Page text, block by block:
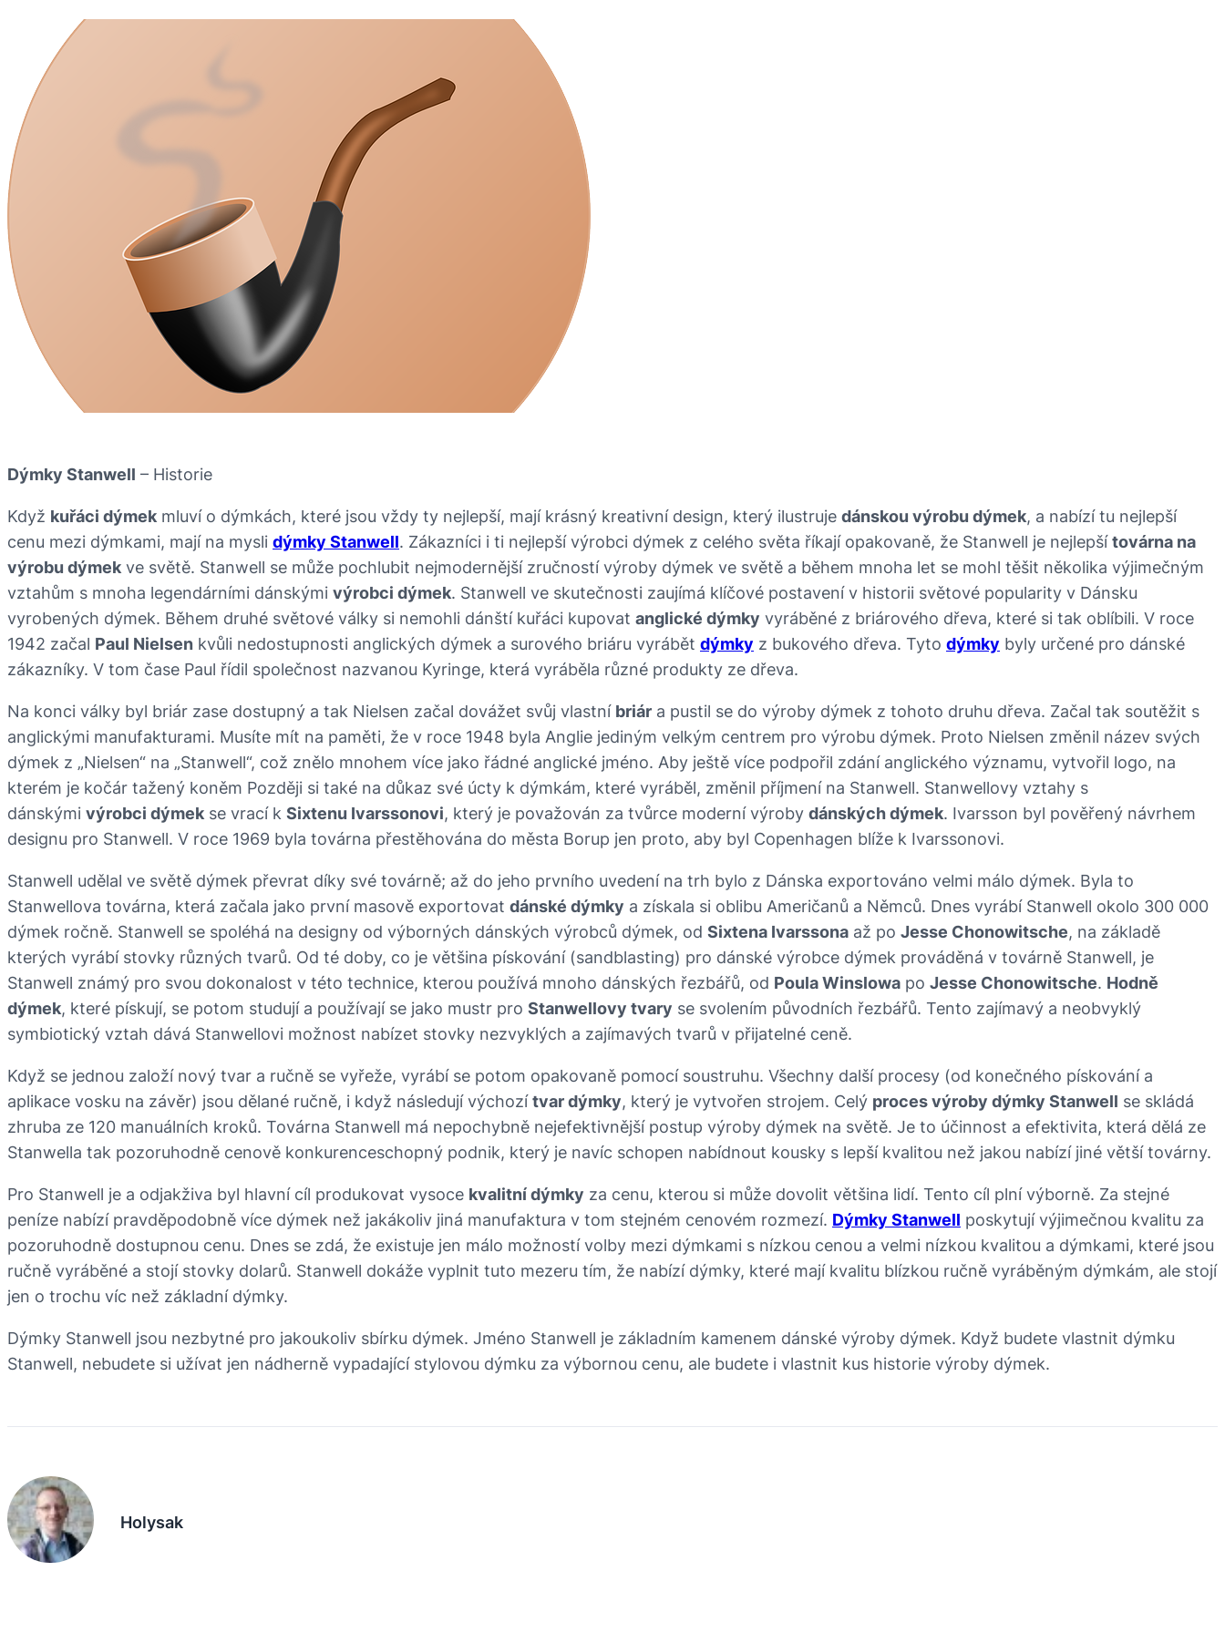
Dýmky Stanwell – Historie
Když kuřáci dýmek mluví o dýmkách, které jsou vždy ty nejlepší, mají krásný kreativní design, který ilustruje dánskou výrobu dýmek, a nabízí tu nejlepší
cenu mezi dýmkami, mají na mysli dýmky Stanwell. Zákazníci i ti nejlepší výrobci dýmek z celého světa říkají opakovaně, že Stanwell je nejlepšítovárna na
výrobu dýmek ve světě. Stanwell se může pochlubit nejmodernější zručností výroby dýmek ve světě a během mnoha let se mohl těšit několika výjimečným
vztahům s mnoha legendárními dánskými výrobci dýmek. Stanwell ve skutečnosti zaujímá klíčové postavení v historii světové popularity v Dánsku
vyrobených dýmek. Během druhé světové války si nemohli dánští kuřáci kupovat anglické dýmky vyráběné z briárového dřeva, které si tak oblíbili. V roce
1942 začal Paul Nielsen kvůli nedostupnosti anglických dýmek a surového briáru vyrábět dýmky z bukového dřeva. Tyto dýmky byly určené pro dánské
zákazníky. V tom čase Paul řídil společnost nazvanou Kyringe, která vyráběla různé produkty ze dřeva.
Na konci války byl briár zase dostupný a tak Nielsen začal dovážet svůj vlastní briár a pustil se do výroby dýmek z tohoto druhu dřeva. Začal tak soutěžit s
anglickými manufakturami. Musíte mít na paměti, že v roce 1948 byla Anglie jediným velkým centrem pro výrobu dýmek. Proto Nielsen změnil název svých
dýmek z „Nielsen“ na „Stanwell“, což znělo mnohem více jako řádné anglické jméno. Aby ještě více podpořil zdání anglického významu, vytvořil logo, na
kterém je kočár tažený koněm Později si také na důkaz své úcty k dýmkám, které vyráběl, změnil příjmení na Stanwell. Stanwellovy vztahy s
dánskými výrobci dýmek se vrací k Sixtenu Ivarssonovi, který je považován za tvůrce moderní výroby dánských dýmek. Ivarsson byl pověřený návrhem
designu pro Stanwell. V roce 1969 byla továrna přestěhována do města Borup jen proto, aby byl Copenhagen blíže k Ivarssonovi.
Stanwell udělal ve světě dýmek převrat díky své továrně; až do jeho prvního uvedení na trh bylo z Dánska exportováno velmi málo dýmek. Byla to
Stanwellova továrna, která začala jako první masově exportovat dánské dýmky a získala si oblibu Američanů a Němců. Dnes vyrábí Stanwell okolo 300 000
dýmek ročně. Stanwell se spoléhá na designy od výborných dánských výrobců dýmek, od Sixtena Ivarssona až po Jesse Chonowitsche, na základě
kterých vyrábí stovky různých tvarů. Od té doby, co je většina pískování (sandblasting) pro dánské výrobce dýmek prováděná v továrně Stanwell, je
Stanwell známý pro svou dokonalost v této technice, kterou používá mnoho dánských řezbářů, od Poula Winslowa po Jesse Chonowitsche. Hodně
dýmek, které pískují, se potom studují a používají se jako mustr pro Stanwellovy tvary se svolením původních řezbářů. Tento zajímavý a neobvyklý
symbiotický vztah dává Stanwellovi možnost nabízet stovky nezvyklých a zajímavých tvarů v přijatelné ceně.
Když se jednou založí nový tvar a ručně se vyřeže, vyrábí se potom opakovaně pomocí soustruhu. Všechny další procesy (od konečného pískování a
aplikace vosku na závěr) jsou dělané ručně, i když následují výchozítvar dýmky, který je vytvořen strojem. Celý proces výroby dýmky Stanwell se skládá
zhruba ze 120 manuálních kroků. Továrna Stanwell má nepochybně nejefektivnější postup výroby dýmek na světě. Je to účinnost a efektivita, která dělá ze
Stanwella tak pozoruhodně cenově konkurenceschopný podnik, který je navíc schopen nabídnout kousky s lepší kvalitou než jakou nabízí jiné větší továrny.
Pro Stanwell je a odjakživa byl hlavní cíl produkovat vysoce kvalitní dýmky za cenu, kterou si může dovolit většina lidí. Tento cíl plní výborně. Za stejné
peníze nabízí pravděpodobně více dýmek než jakákoliv jiná manufaktura v tom stejném cenovém rozmezí. Dýmky Stanwell poskytují výjimečnou kvalitu za
pozoruhodně dostupnou cenu. Dnes se zdá, že existuje jen málo možností volby mezi dýmkami s nízkou cenou a velmi nízkou kvalitou a dýmkami, které jsou
ručně vyráběné a stojí stovky dolarů. Stanwell dokáže vyplnit tuto mezeru tím, že nabízí dýmky, které mají kvalitu blízkou ručně vyráběným dýmkám, ale stojí
jen o trochu víc než základní dýmky.
Dýmky Stanwell jsou nezbytné pro jakoukoliv sbírku dýmek. Jméno Stanwell je základním kamenem dánské výroby dýmek. Když budete vlastnit dýmku
Stanwell, nebudete si užívat jen nádherně vypadající stylovou dýmku za výbornou cenu, ale budete i vlastnit kus historie výroby dýmek.
Holysak